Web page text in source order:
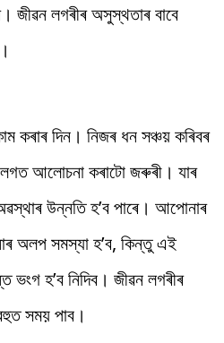
জীৱন লগৰীৰ অসুস্থতাৰ বাবে
কৰাৰ দিন। নিজৰ ধন সঞ্চয় কৰিবৰ
আলোচনা কৰাটো জৰুৰী। যাৰ
উন্নতি হ’ব পাৰে। আপোনাৰ
অলপ সমস্যা হ’ব, কিন্তু এই
ভংগ হ’ব নিদিব। জীৱন লগৰীৰ
সময় পাব।